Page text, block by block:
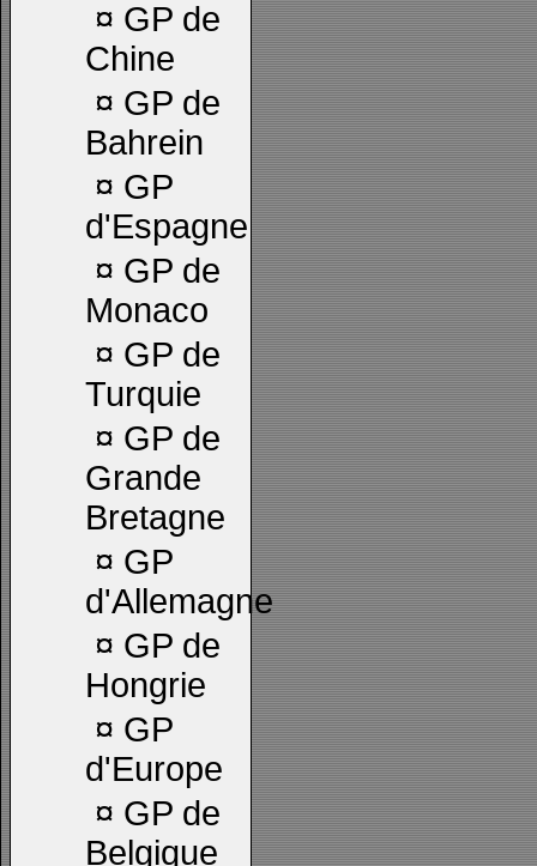
¤ GP de
Chine
¤ GP de
Bahrein
¤ GP
d'Espagne
¤ GP de
Monaco
¤ GP de
Turquie
¤ GP de
Grande
Bretagne
¤ GP
d'Allemagne
¤ GP de
Hongrie
¤ GP
d'Europe
¤ GP de
Belgique